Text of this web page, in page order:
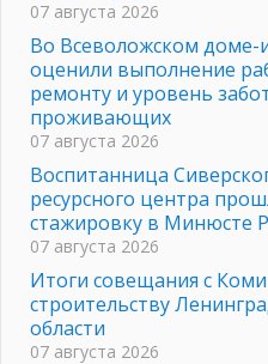
07 августа 2026
Во Всеволожском доме-
оценили выполнение
ремонту и уровень
проживающих
07 августа 2026
Воспитанница
ресурсного центра
стажировку в Минюсте
07 августа 2026
Итоги совещания с
строительству
области
07 августа 2026